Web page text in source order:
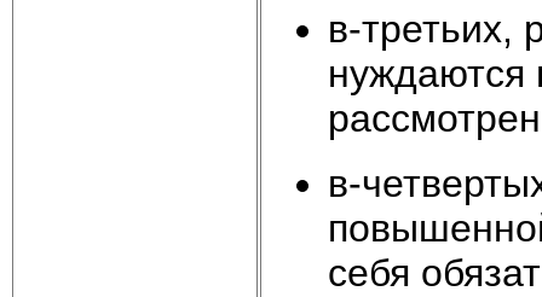
в-третьих,
нуждаются
в-
себя